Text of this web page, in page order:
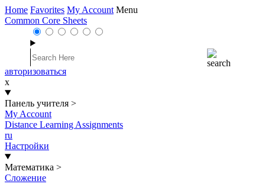
Home Favorites My Account Menu
Common Core Sheets
авторизоваться
x
Панель учителя >
My Account
Distance Learning Assignments
ru
Настройки
Математика >
Сложение